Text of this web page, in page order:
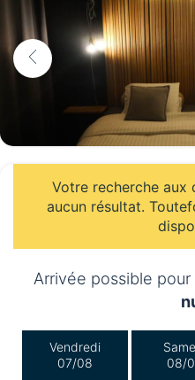
Votre recherche aux
aucun résultat.
Arrivée possible pour
Vendredi
07/08
08/